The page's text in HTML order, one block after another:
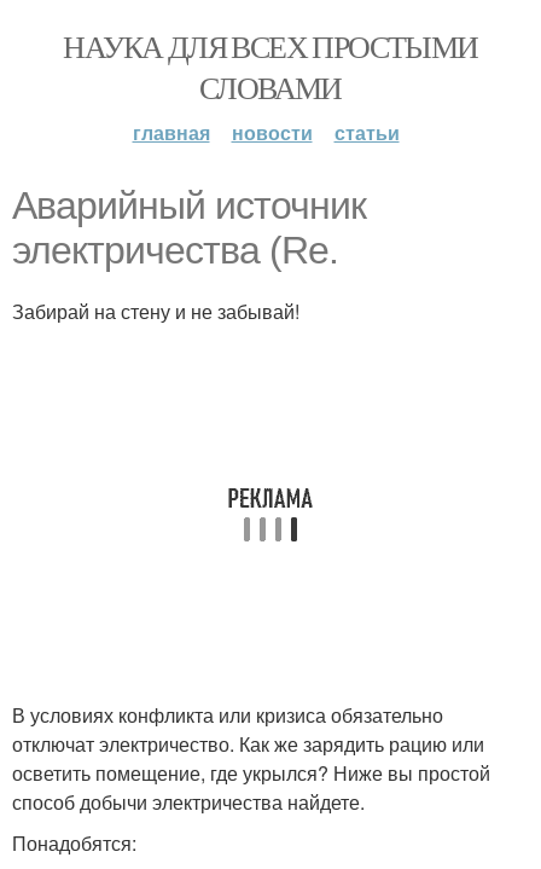
НАУКА ДЛЯ ВСЕХ ПРОСТЫМИ
СЛОВАМИ
главная новости статьи
Аварийный источник
электричества (Re.
Забирай на стену и не забывай!
В условиях конфликта или кризиса обязательно
отключат электричество. Как же зарядить рацию или
осветить помещение, где укрылся? Ниже вы простой
способ добычи электричества найдете.
Понадобятся: